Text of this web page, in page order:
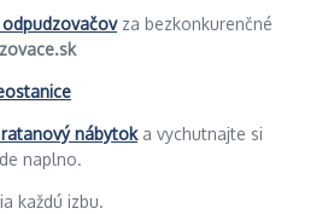
za bezkonkurenčné
nábytoka vychutnajte si
naplno.
každú izbu.